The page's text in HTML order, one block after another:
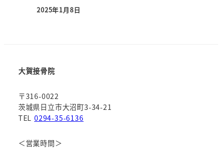
2025年1月8日
大賀接骨院
〒316-0022
茨城県日立市大沼町3-34-21
TEL 0294-35-6136
＜営業時間＞